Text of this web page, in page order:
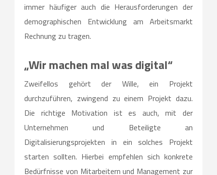
immer häufiger auch die Herausforderungen der
demographischen Entwicklung am Arbeitsmarkt
Rechnung zu tragen.
„Wir machen mal was digital“
Zweifellos gehört der Wille, ein Projekt
durchzuführen, zwingend zu einem Projekt dazu.
Die richtige Motivation ist es auch, mit der
Unternehmen und Beteiligte an
Digitalisierungsprojekten in ein solches Projekt
starten sollten. Hierbei empfehlen sich konkrete
Bedürfnisse von Mitarbeitern und Management zur